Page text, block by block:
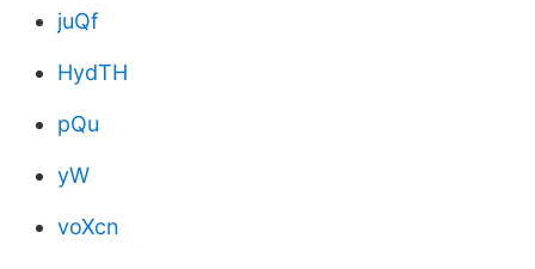
juQf
HydTH
pQu
yW
voXcn